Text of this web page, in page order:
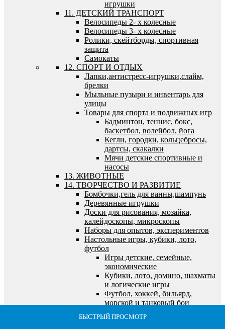
БЫСТРЫЙ ПРОСМОТР
БЫСТРЫЙ ПРОСМОТР
БЫСТРЫЙ ПРОСМОТР
БЫСТРЫЙ ПРОСМОТР
БЫСТРЫЙ ПРОСМОТР
игрушки
11. ДЕТСКИЙ ТРАНСПОРТ
Велосипеды 2- х колесные
Велосипеды 3- х колесные
Ролики, скейтборды, спортивная
защита
Самокаты
12. СПОРТ И ОТДЫХ
Лапки,антистресс-игрушки,слайм,
брелки
Мыльные пузыри и инвентарь для
улицы
Товары для спорта и подвижных игр
Бадминтон, теннис, бокс,
баскетбол, волейбол, йога
Кегли, городки, кольцебросы,
дартсы, скакалки
Мячи детские спортивные и
насосы
13. ЖИВОТНЫЕ
14. ТВОРЧЕСТВО И РАЗВИТИЕ
Бомбочки,гель для ванны,шампунь
Деревянные игрушки
Доски для рисования, мозайка,
калейдоскопы, микроскопы
Наборы для опытов, экспериментов
Настольные игры, кубики, лото,
футбол
Игры детские, семейные,
экономические
Кубики, лото, домино, шахматы
и логические игры
Футбол, хоккей, бильярд,
морской и танковый бои
Пазлы, наборы для творчества, холсты,
алмазная мозайка